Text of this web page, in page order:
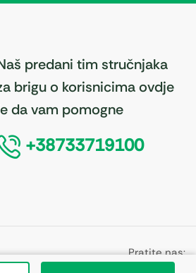
predani tim stručnjaka
brigu o korisnicima ovdje
da vam pomogne
+38733719100
Pratite nas: